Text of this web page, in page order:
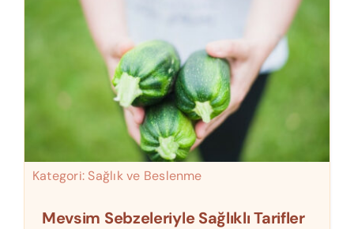
Kategori: Sağlık ve Beslenme
Mevsim Sebzeleriyle Sağlıklı Tarifler